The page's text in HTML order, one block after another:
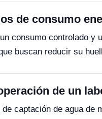
de consumo
consumo controlado y
buscan reducir su
de un
captación de agua de